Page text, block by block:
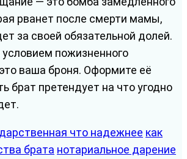
рванет после смерти мамы,
за своей обязательной долей.
пожизненного
ваша броня. Оформите её
брат претендует на что угодно
что надежнее как
брата нотариальное дарение